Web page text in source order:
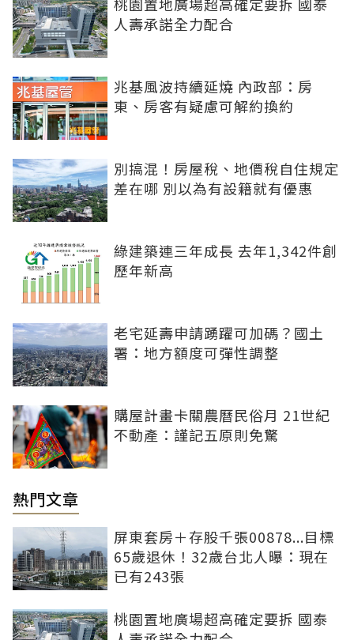
人壽承諾全力配合
兆基風波持續延燒 內政部：房
東、房客有疑慮可解約換約
別搞混！房屋稅、地價稅自住規定
差在哪 別以為有設籍就有優惠
綠建築連三年成長 去年1,342件創
歷年新高
老宅延壽申請踴躍可加碼？國土
署：地方額度可彈性調整
購屋計畫卡關農曆民俗月 21世紀
不動產：謹記五原則免驚
熱門文章
屏東套房＋存股千張00878...目標
65歲退休！32歲台北人曝：現在
已有243張
桃園置地廣場超高確定要拆 國泰